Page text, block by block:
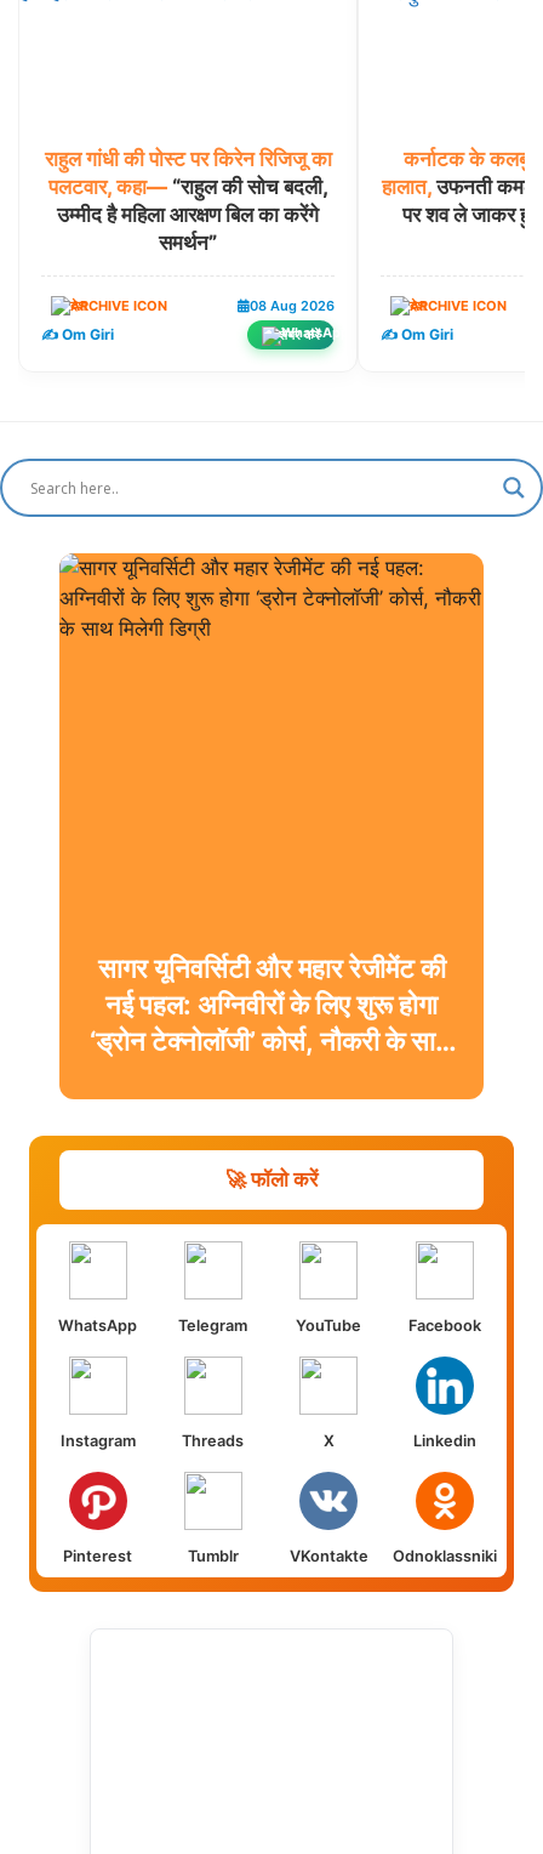
राहुल गांधी की पोस्ट पर किरेन रिजिजू का
पलटवार, कहा—“राहुल की सोच बदली,
उम्मीद है महिला आरक्षण बिल का करेंगे
समर्थन”
देश 08 Aug 2026
✍️ Om Giri शेयर करें
कर्नाटक के कलबुर्गी
हालात,उफनती
पर शव ले जाकर
देश
✍️ Om Giri
सागर यूनिवर्सिटी और महार रेजीमेंट की
नई पहल: अग्निवीरों के लिए शुरू होगा
‘ड्रोन टेक्नोलॉजी’ कोर्स, नौकरी के साथ
🚀 फॉलो करें
WhatsApp Telegram YouTube Facebook
Instagram Threads X Linkedin
Pinterest Tumblr VKontakte Odnoklassniki